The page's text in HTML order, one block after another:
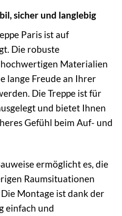
sicher und langlebig
Paris ist auf
Die robuste
Materialien
lange Freude an Ihrer
Die Treppe ist für
und bietet Ihnen
Gefühl beim Auf- und
ermöglicht es, die
Raumsituationen
Montage ist dank der
einfach und